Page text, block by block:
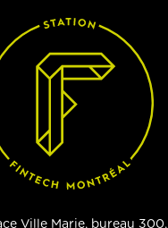
Ville Marie, bureau 300,